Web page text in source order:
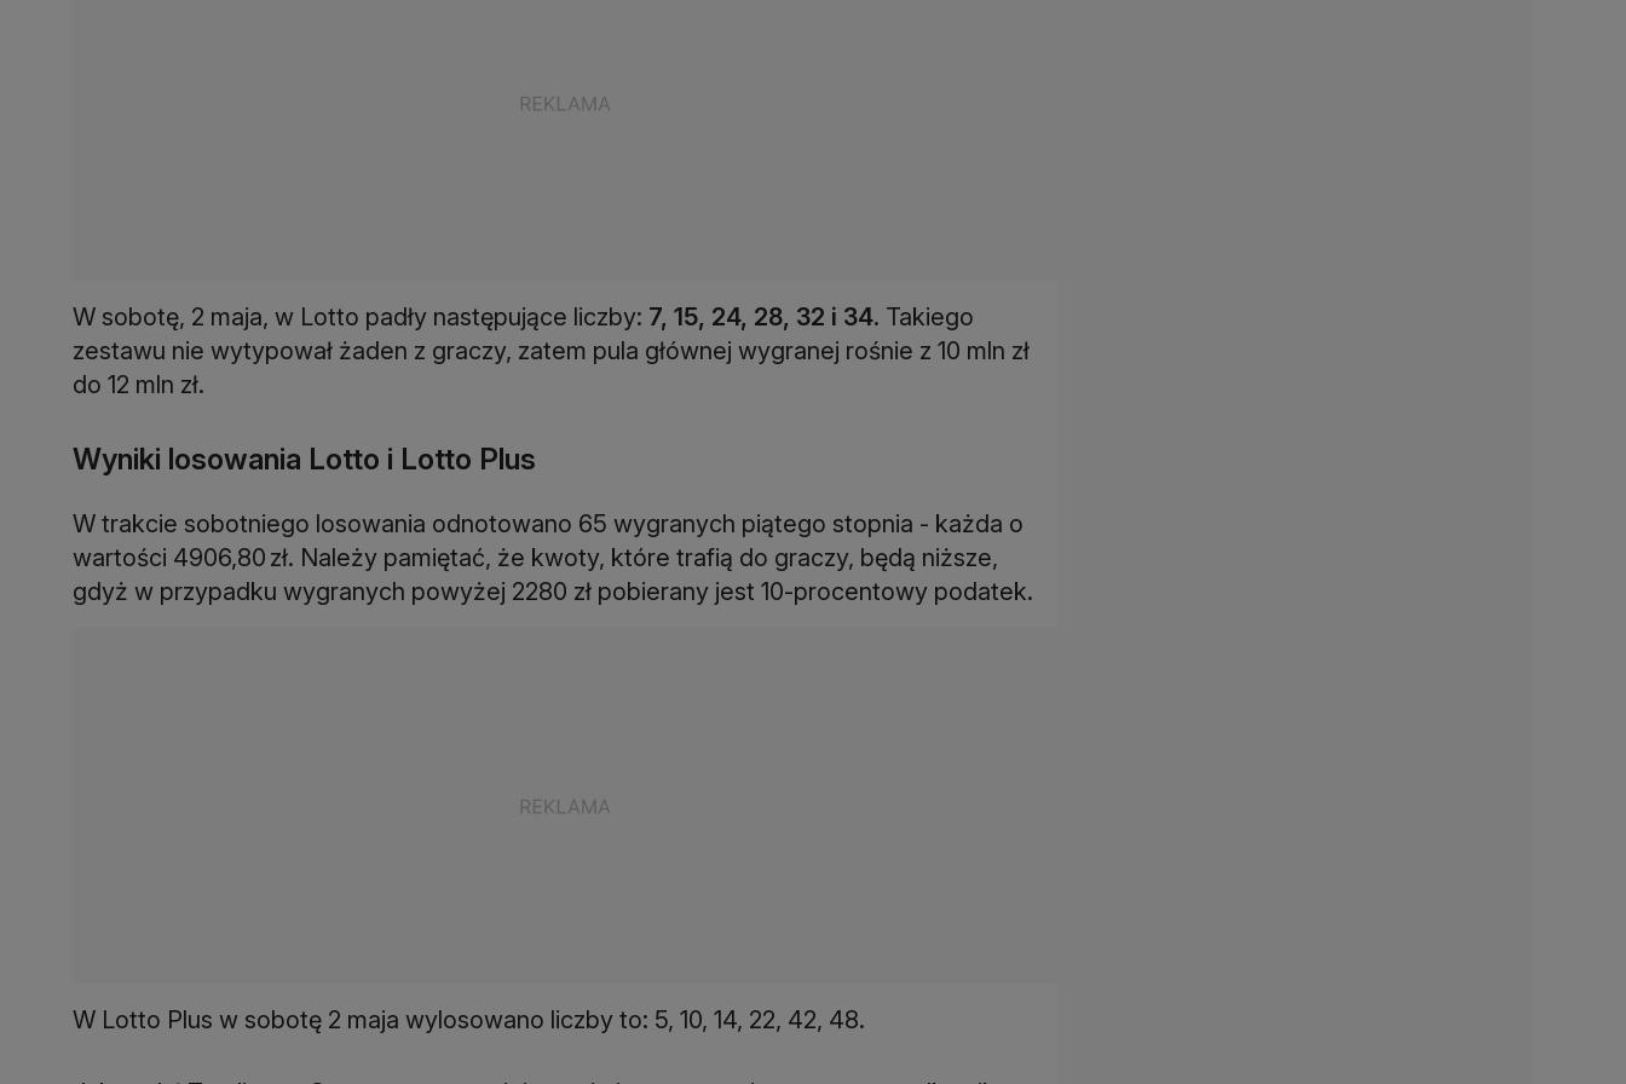
W sobotę, 2 maja, w Lotto padły następujące liczby: 7, 15, 24, 28, 32 i 34. Takiego
zestawu nie wytypował żaden z graczy, zatem pula głównej wygranej rośnie z 10 mln zł
do 12 mln zł.
Wyniki losowania Lotto i Lotto Plus
W trakcie sobotniego losowania odnotowano 65 wygranych piątego stopnia - każda o
wartości 4906,80 zł. Należy pamiętać, że kwoty, które trafią do graczy, będą niższe,
gdyż w przypadku wygranych powyżej 2280 zł pobierany jest 10-procentowy podatek.
W Lotto Plus w sobotę 2 maja wylosowano liczby to: 5, 10, 14, 22, 42, 48.